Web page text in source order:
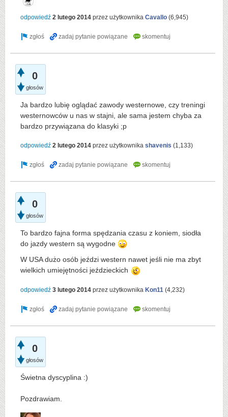
odpowiedź 2 lutego 2014 przez użytkownika Cavallo (6,945)
0
głosów
Ja bardzo lubię oglądać zawody westernowe, czy treningi
westernowców u nas w stajni, ale sama jestem chyba za
bardzo przywiązana do klasyki ;p
odpowiedź 2 lutego 2014 przez użytkownika shavenis (1,133)
0
głosów
To bardzo fajna forma spędzania czasu z koniem, siodła
do jazdy western są wygodne
W USA dużo osób jeździ western nawet jeśli nie ma zbyt
wielkich umiejętności jeździeckich
odpowiedź 3 lutego 2014 przez użytkownika Kon11 (4,232)
0
głosów
Świetna dyscyplina :)
Pozdrawiam.